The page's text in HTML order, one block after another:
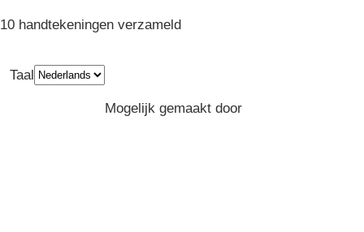
10 handtekeningen verzameld
Taal
Mogelijk gemaakt door